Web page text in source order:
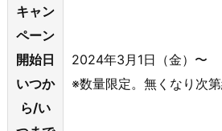
キャン
ペーン
開始日
いつか
ら/い
2024年3月1日（金）〜
※数量限定。無くなり次第